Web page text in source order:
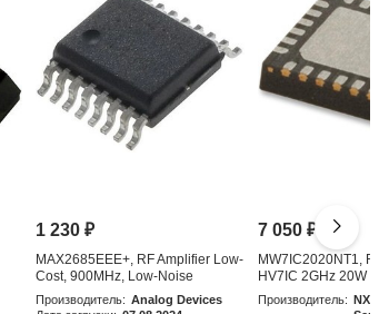
1 230₽
MAX2685EEE+, RF Amplifier Low-
Cost, 900MHz, Low-Noise
Amplifier an
Производитель: Analog Devices
7 050₽
MW7IC2020NT1,
HV7IC 2GHz 20W
Производитель:
NXP